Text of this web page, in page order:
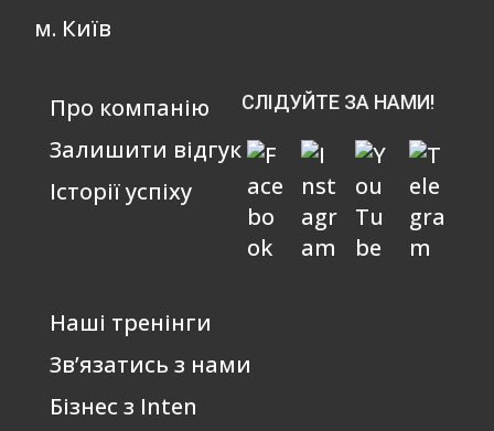
м. Київ
Про компанію
Залишити відгук
Історії успіху
СЛІДУЙТЕ ЗА НАМИ!
Наші тренінги
Зв’язатись з нами
Бізнес з Inten